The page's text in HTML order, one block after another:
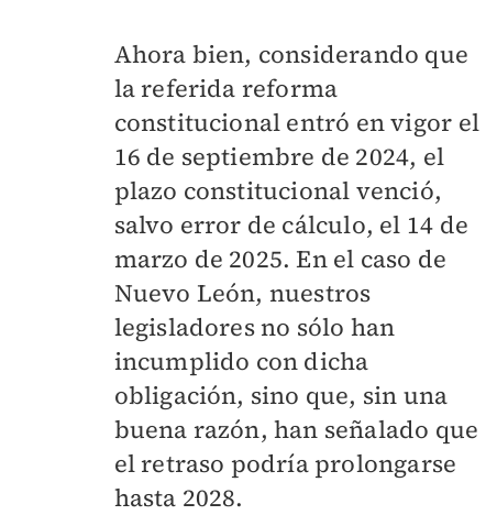
Ahora bien, considerando que
la referida reforma
constitucional entró en vigor el
16 de septiembre de 2024, el
plazo constitucional venció,
salvo error de cálculo, el 14 de
marzo de 2025. En el caso de
Nuevo León, nuestros
legisladores no sólo han
incumplido con dicha
obligación, sino que, sin una
buena razón, han señalado que
el retraso podría prolongarse
hasta 2028.